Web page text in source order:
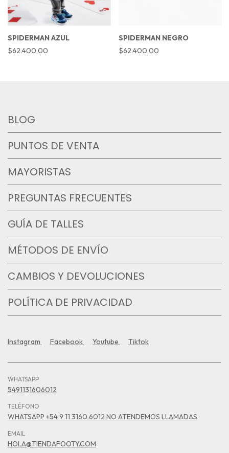
SPIDERMAN AZUL
$62.400,00
SPIDERMAN NEGRO
$62.400,00
BLOG
PUNTOS DE VENTA
MAYORISTAS
PREGUNTAS FRECUENTES
GUÍA DE TALLES
MÉTODOS DE ENVÍO
CAMBIOS Y DEVOLUCIONES
POLÍTICA DE PRIVACIDAD
Instagram Facebook Youtube Tiktok
WHATSAPP
5491131606012
TELÉFONO
WHATSAPP +54 9 11 3160 6012 NO ATENDEMOS LLAMADAS
EMAIL
HOLA@TIENDAFOOTY.COM